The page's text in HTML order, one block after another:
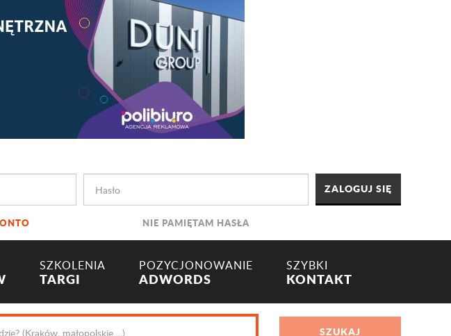
NIE PAMIĘTAM HASŁA
SZKOLENIA
TARGI
POZYCJONOWANIE
ADWORDS
SZYBKI
KONTAKT